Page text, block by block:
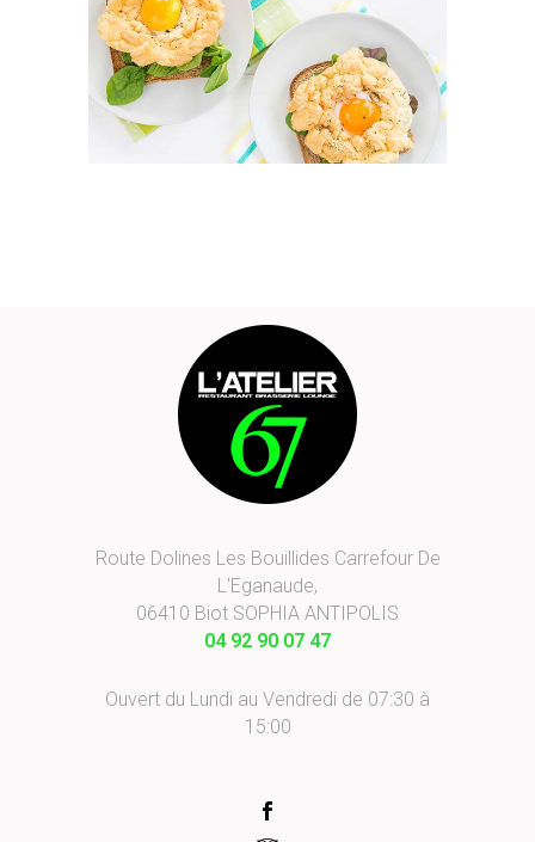
Route Dolines Les Bouillides Carrefour De
L'Eganaude,
06410 Biot SOPHIA ANTIPOLIS
04 92 90 07 47
Ouvert du Lundi au Vendredi de 07:30 à
15:00